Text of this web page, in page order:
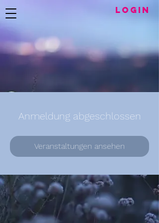
LogIN
Anmeldung abgeschlossen
Veranstaltungen ansehen